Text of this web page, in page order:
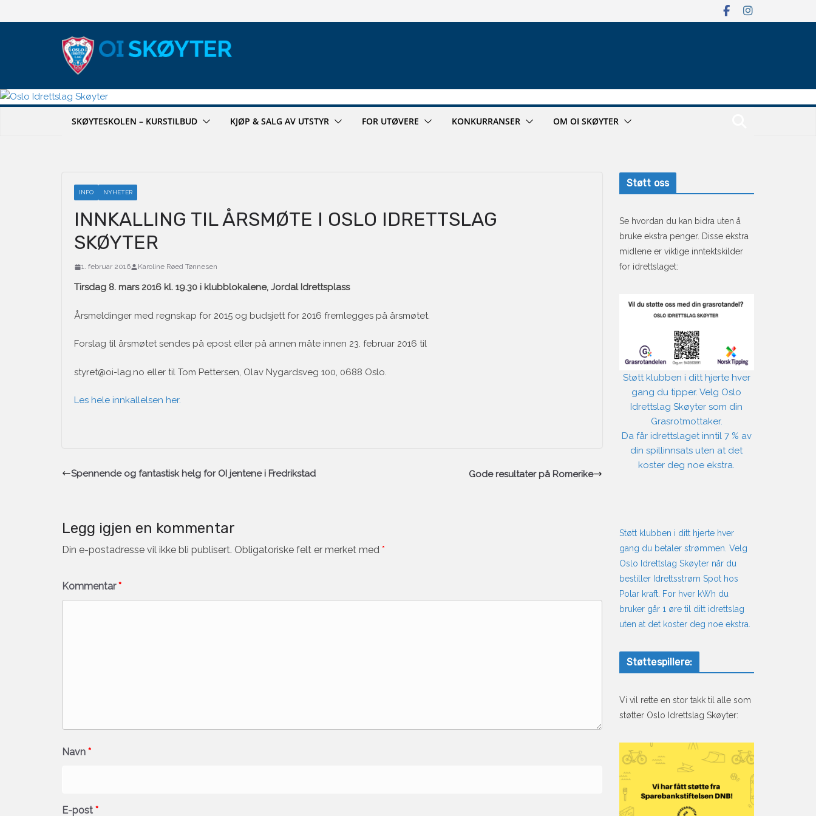
til
SKØYTESKOLEN – KURSTILBUD KJØP & SALG AV UTSTYR FOR UTØVERE KONKURRANSER OM OI SKØYTER
INFO NYHETER
INNKALLING TIL ÅRSMØTE I OSLO IDRETTSLAG
SKØYTER
1. februar 2016 Karoline Røed Tønnesen
Tirsdag 8. mars 2016 kl. 19.30 i klubblokalene, Jordal Idrettsplass
Årsmeldinger med regnskap for 2015 og budsjett for 2016 fremlegges på årsmøtet.
Forslag til årsmøtet sendes på epost eller på annen måte innen 23. februar 2016 til
styret@oi-lag.no eller til Tom Pettersen, Olav Nygardsveg 100, 0688 Oslo.
Les hele innkallelsen her.
Spennende og fantastisk helg for OI jentene i Fredrikstad Gode resultater på Romerike
Legg igjen en kommentar
Din e-postadresse vil ikke bli publisert. Obligatoriske felt er merket med *
Kommentar*
Navn *
E-post *
Støtt oss
Se hvordan du kan bidra uten å
bruke ekstra penger. Disse ekstra
midlene er viktige inntektskilder
for idrettslaget:
Støtt klubben i ditt hjerte hver
gang du tipper. Velg Oslo
Idrettslag Skøyter som din
Grasrotmottaker.
Da får idrettslaget inntil 7 % av
din spillinnsats uten at det
koster deg noe ekstra.
Støtt klubben i ditt hjerte hver
gang du betaler strømmen. Velg
Oslo Idrettslag Skøyter når du
bestiller Idrettsstrøm Spot hos
Polar kraft. For hver kWh du
bruker går 1 øre til ditt idrettslag
uten at det koster deg noe ekstra.
Støttespillere:
Vi vil rette en stor takk til alle som
støtter Oslo Idrettslag Skøyter: